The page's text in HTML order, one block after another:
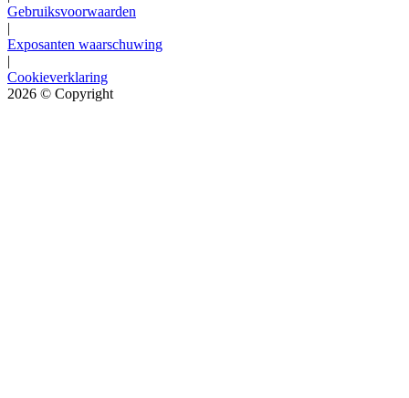
Gebruiksvoorwaarden
|
Exposanten waarschuwing
|
Cookieverklaring
2026 © Copyright